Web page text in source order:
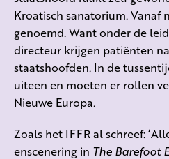
Kroatisch sanatorium. Vanaf
genoemd. Want onder de
directeur krijgen patiënten
staatshoofden. In de
uiteen en moeten er rollen
Nieuwe Europa.
Zoals het IFFR al schreef:
enscenering in The Barefoot